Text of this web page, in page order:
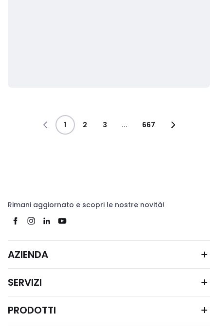
1 2 3 ... 667
Rimani aggiornato e scopri le nostre novità!
AZIENDA
SERVIZI
PRODOTTI